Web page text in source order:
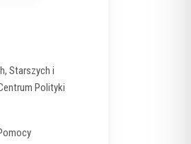
Starszych i
Polityki